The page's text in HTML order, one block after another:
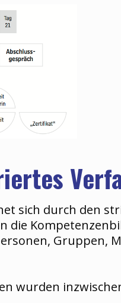
sich durch den
die
Gruppen,
wurden